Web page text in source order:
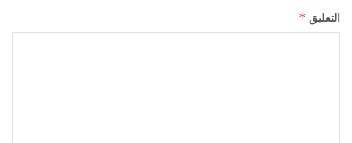
التعليق *